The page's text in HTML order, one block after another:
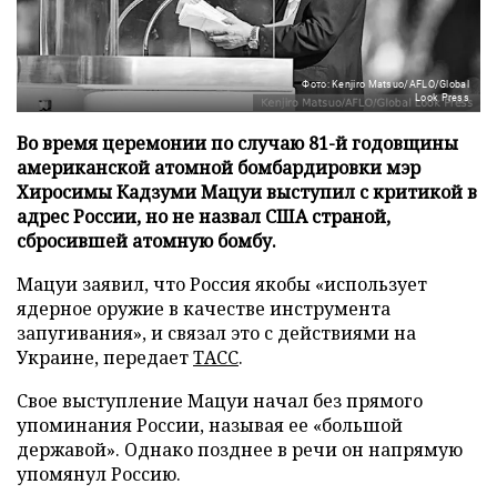
Фото: Kenjiro Matsuo/AFLO/Global
Look Press
Во время церемонии по случаю 81-й годовщины
американской атомной бомбардировки мэр
Хиросимы Кадзуми Мацуи выступил с критикой в
адрес России, но не назвал США страной,
сбросившей атомную бомбу.
Мацуи заявил, что Россия якобы «использует
ядерное оружие в качестве инструмента
запугивания», и связал это с действиями на
Украине, передаетТАСС.
Свое выступление Мацуи начал без прямого
упоминания России, называя ее «большой
державой». Однако позднее в речи он напрямую
упомянул Россию.